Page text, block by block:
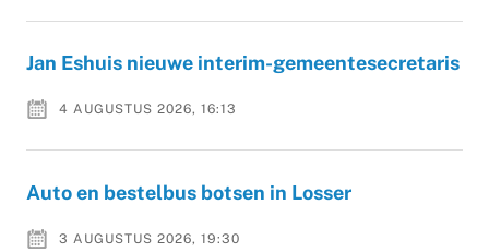
Jan Eshuis nieuwe interim-gemeentesecretaris
4 AUGUSTUS 2026, 16:13
Auto en bestelbus botsen in Losser
3 AUGUSTUS 2026, 19:30